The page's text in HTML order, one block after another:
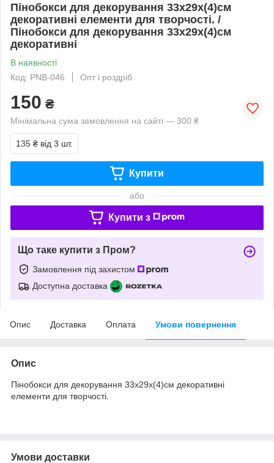
Пінобокси для декорування 33х29х(4)см
декоративні елементи для творчості. /
Пінобокси для декорування 33х29х(4)см
декоративні
В наявності
Код: PNB-046
Опт і роздріб
150 ₴
Мінімальна сума замовлення на сайті — 300 ₴
135 ₴ від 3 шт.
Купити
або
Купити з
Що таке купити з Пром?
Замовлення під захистом
Доступна доставка
Опис Доставка Оплата Умови повернення
Опис
Пінобокси для декорування 33х29х(4)см декоративні
елементи для творчості.
Умови доставки